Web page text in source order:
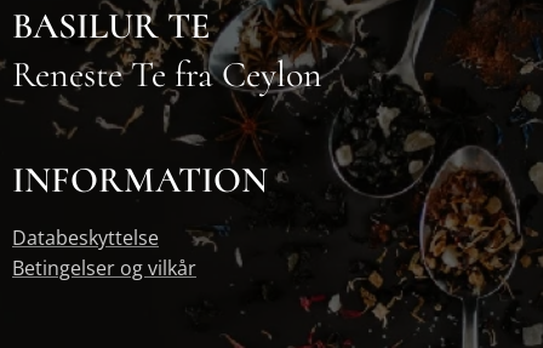
BASILUR TE
Reneste Te fra Ceylon
INFORMATION
Databeskyttelse
Betingelser og vilkår